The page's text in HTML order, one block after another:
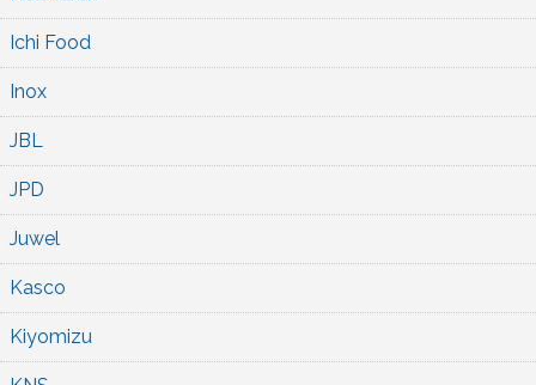
Ichi Food
Inox
JBL
JPD
Juwel
Kasco
Kiyomizu